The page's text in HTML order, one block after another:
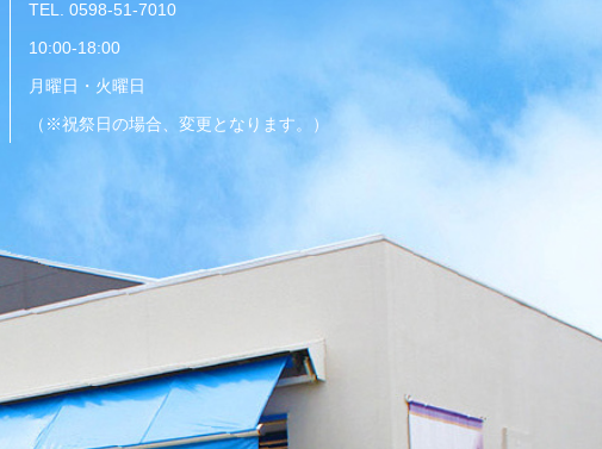
TEL. 0598-51-7010
10:00-18:00
月曜日・火曜日
（※祝祭日の場合、変更となります。）